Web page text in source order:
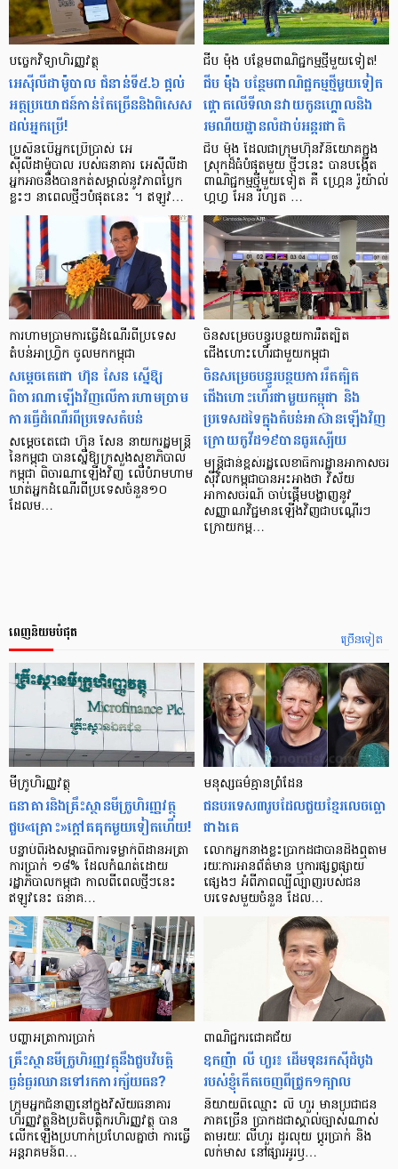
បច្ចេកវិទ្យា​ហិរញ្ញវត្ថុ​
អេស៊ីលីដា​ម៉ូបាល ​ជំនាន់ទី៥.៦ ផ្ដល់​
អត្ថប្រយោជន៍កាន់តែច្រើននិងពិសេស
ដល់អ្នកប្រើ!
ប្រសិនបើ​អ្នកប្រើប្រាស់ អេ
ស៊ីលីដាម៉ូបាល របស់ធនាគារ​ អេស៊ីលីដា
អ្នក​អាចនឹង​បាន​កត់​សម្គាល់​នូវភាពប្លែក
ខ្លះៗ នាពេល​ថ្មីៗបំផុតនេះ ។ ឥឡូវ…
ជីប ម៉ុង បន្ថែមពាណិជ្ជកម្ម​ថ្មីមួយទៀត!
ជីប ម៉ុង បន្ថែម​​​​ពាណិជ្ជកម្ម​​​​​ថ្មី​មួយទៀត
ផ្តោតលើ​ទីលានវាយកូនហ្គោលនិង
រមណីយដ្ឋានលំដាប់អន្តរជាតិ
ជីប ម៉ុង ដែលជាក្រុមហ៊ុន​វិនិយោគក្នុង
ស្រុកដ៏ធំបំផុតមួយ ថ្មីៗនេះ បាន​បង្កើត​
ពាណិជ្ជកម្ម​ថ្មី​មួយ​ទៀត គឺ ហ្គ្រេន រ៉ូយ៉ាល់
ហ្គហ្វ អែន រីហ្សត …
ការហាមប្រាមការធ្វើដំណើរពីប្រទេស
តំបន់អាហ្វ្រិក ចូលមកកម្ពុជា
សម្ដេចតេជោ ហ៊ុន សែន ស្នើឱ្យ
ពិចារណាឡើងវិញលើការហាមប្រាម
ការធ្វើដំណើរពីប្រទេសតំបន់
សម្ដេចតេជោ ហ៊ុន សែន នាយករដ្ឋមន្ត្រី
នៃកម្ពុជា បានស្នើឱ្យក្រសួងសុខាភិបាល
កម្ពុជា ពិចារណាឡើងវិញ លើបំរាមហាម
ឃាត់អ្នកដំណើរពីប្រទេសចំនួន១០
ដែលម…
ចិនសម្រេចបន្ធូរបន្ថយការរឹតត្បិត
ជើងហោះហើរជាមួយកម្ពុជា
ចិនសម្រេចបន្ធូរបន្ថយការរឹតត្បិត
ជើងហោះហើរជាមួយកម្ពុជា និង
ប្រទេសដទៃក្នុងតំបន់អាស៊ានឡើងវិញ
ក្រោយកូវីដ១៩បានធូរស្បើយ
មន្ត្រីជាន់ខ្ពស់រដ្ឋលេខាធិការដ្ឋានអាកាសចរ
ស៊ីវិលកម្ពុជាបានអះអាងថា វិស័យ
អាកាសចរណ៍ ចាប់ផ្ដើមបង្ហាញនូវ
សញ្ញាណវិជ្ជមានឡើងវិញជាបណ្ដើរៗ
ក្រោយកម្ព…
ច្រើនទៀត
ពេញនិយមបំផុត
មីក្រូ​ហិរញ្ញវត្ថុ
ធនាគារ​និង​គ្រឹះស្ថាន​មីក្រូ​ហិរញ្ញវត្ថុ​
ជួប«គ្រោះ»ក្តៅ​គគុក​មួយ​ទៀត​ហើយ!
បន្ទាប់​ពី​រង​សម្ពាធ​​ពី​ការ​ទម្លាក់​ពិដាន​អត្រា​
ការ​ប្រាក់ ១៨​% ដែល​កំណត់​ដោយ​
រដ្ឋាភិបាល​កម្ពុជា កាល​ពី​ពេល​ថ្មីៗ​នេះ
ឥឡូវ​នេះ ធនាគ…
មនុស្ស​ធម៌​គ្មាន​ព្រំដែន
ជន​បរទេស​៣​រូប​ដែល​ជួយ​ខ្មែរ​លេច​ធ្លោ​
ជាង​គេ
លោកអ្នក​នាង​ខ្លះ​ប្រាកដ​ជា​បាន​​ដឹង​ឮ​តាម​
រយៈ​ការ​អាន​ព័ត៌មាន ឬ​ការ​ផ្សព្វផ្សាយ​
ផ្សេងៗ អំពី​ភាព​ល្បីល្បាញ​របស់​ជន​
បរទេស​មួយ​ចំនួន ដែល…
បញ្ហា​អត្រា​ការប្រាក់
គ្រឹះស្ថាន​មីក្រូ​ហិរញ្ញវត្ថុ​នឹង​ជួប​វិបត្តិ​
ធ្ងន់ធ្ងរ​ឈាន​ទៅ​រក​ការ​ក្ស័យធន?
ក្រុម​អ្នក​ជំនាញ​នៅ​ក្នុង​វិស័យ​ធនាគារ
ហិរញ្ញវត្ថុ​និង​ប្រតិបត្តិករ​ហិរញ្ញ​វត្ថុ បាន​​
លើក​ឡើង​ប្រហាក់​ប្រហែល​គ្នា​ថា ការ​ធ្វើ​
អន្តរាគមន៍​ព…
ពាណិជ្ជករជោគជ័យ
ឧកញ៉ា លី ហួរ៖ ដើមទុនរកស៊ីដំបូង
របស់ខ្ញុំកើតចេញពីជ្រូក១ក្បាល
និយាយ​ពី​ឈ្មោះ លី ហួរ មាន​ប្រជាជន​
ភាគ​ច្រើន ប្រាកដ​ជា​ស្គាល់​ច្បាស់​ណាស់
តាមរយៈ លីហួរ ដូរ​លុយ ប្តូរ​បា្រក់ និង​
លក់​មាស នៅ​ផ្សារ​អូរ​ឫ…